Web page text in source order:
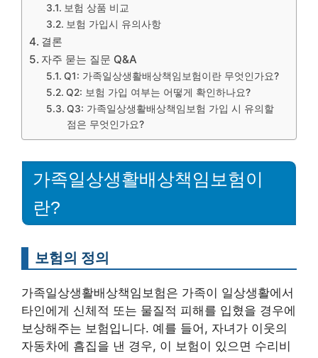
보험 상품 비교
보험 가입시 유의사항
결론
자주 묻는 질문 Q&A
Q1: 가족일상생활배상책임보험이란 무엇인가요?
Q2: 보험 가입 여부는 어떻게 확인하나요?
Q3: 가족일상생활배상책임보험 가입 시 유의할
점은 무엇인가요?
가족일상생활배상책임보험이
란?
보험의 정의
가족일상생활배상책임보험은 가족이 일상생활에서
타인에게 신체적 또는 물질적 피해를 입혔을 경우에
보상해주는 보험입니다. 예를 들어, 자녀가 이웃의
자동차에 흠집을 낸 경우, 이 보험이 있으면 수리비